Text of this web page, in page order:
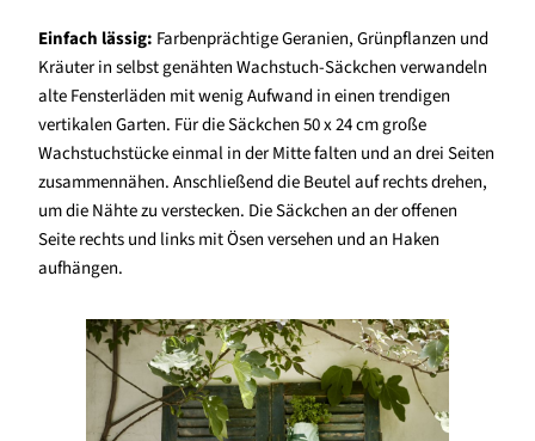
Einfach lässig: Farbenprächtige Geranien, Grünpflanzen und
Kräuter in selbst genähten Wachstuch-Säckchen verwandeln
alte Fensterläden mit wenig Aufwand in einen trendigen
vertikalen Garten. Für die Säckchen 50 x 24 cm große
Wachstuchstücke einmal in der Mitte falten und an drei Seiten
zusammennähen. Anschließend die Beutel auf rechts drehen,
um die Nähte zu verstecken. Die Säckchen an der offenen
Seite rechts und links mit Ösen versehen und an Haken
aufhängen.